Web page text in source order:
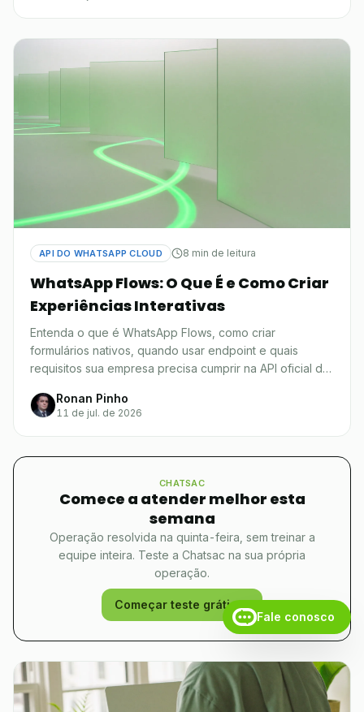
API DO WHATSAPP CLOUD 8 min de leitura
WhatsApp Flows: O Que É e Como Criar
Experiências Interativas
Entenda o que é WhatsApp Flows, como criar
formulários nativos, quando usar endpoint e quais
requisitos sua empresa precisa cumprir na API oficial da
Ronan Pinho
11 de jul. de 2026
CHATSAC
Comece a atender melhor esta
semana
Operação resolvida na quinta-feira, sem treinar a
equipe inteira. Teste a Chatsac na sua própria
operação.
Começar teste grátis
Fale conosco